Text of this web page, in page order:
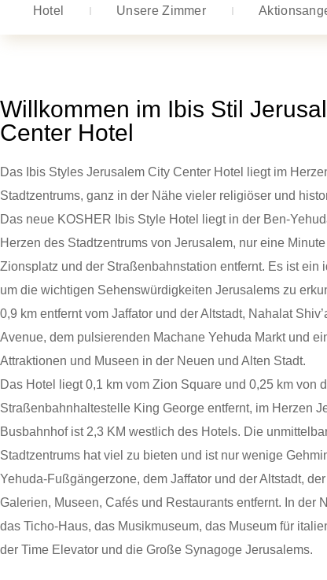
Hotel Unsere Zimmer
Willkommen im Ibis Stil
Center Hotel
Das Ibis Styles Jerusalem City Center Hotel liegt im
Stadtzentrums, ganz in der Nähe vieler religiöser und
Das neue KOSHER Ibis Style Hotel liegt in der Ben-
Herzen des Stadtzentrums von Jerusalem, nur eine
Zionsplatz und der Straßenbahnstation entfernt. Es ist ein
um die wichtigen Sehenswürdigkeiten Jerusalems zu
0,9 km entfernt vom Jaffator und der Altstadt, Nahalat
Avenue, dem pulsierenden Machane Yehuda Markt und
Attraktionen und Museen in der Neuen und Alten Stadt.
Das Hotel liegt 0,1 km vom Zion Square und 0,25 km von
Straßenbahnhaltestelle King George entfernt, im Herzen
Busbahnhof ist 2,3 KM westlich des Hotels. Die
Stadtzentrums hat viel zu bieten und ist nur wenige
Yehuda-Fußgängerzone, dem Jaffator und der Altstadt,
Galerien, Museen, Cafés und Restaurants entfernt. In der
das Ticho-Haus, das Musikmuseum, das Museum für
der Time Elevator und die Große Synagoge Jerusalems.